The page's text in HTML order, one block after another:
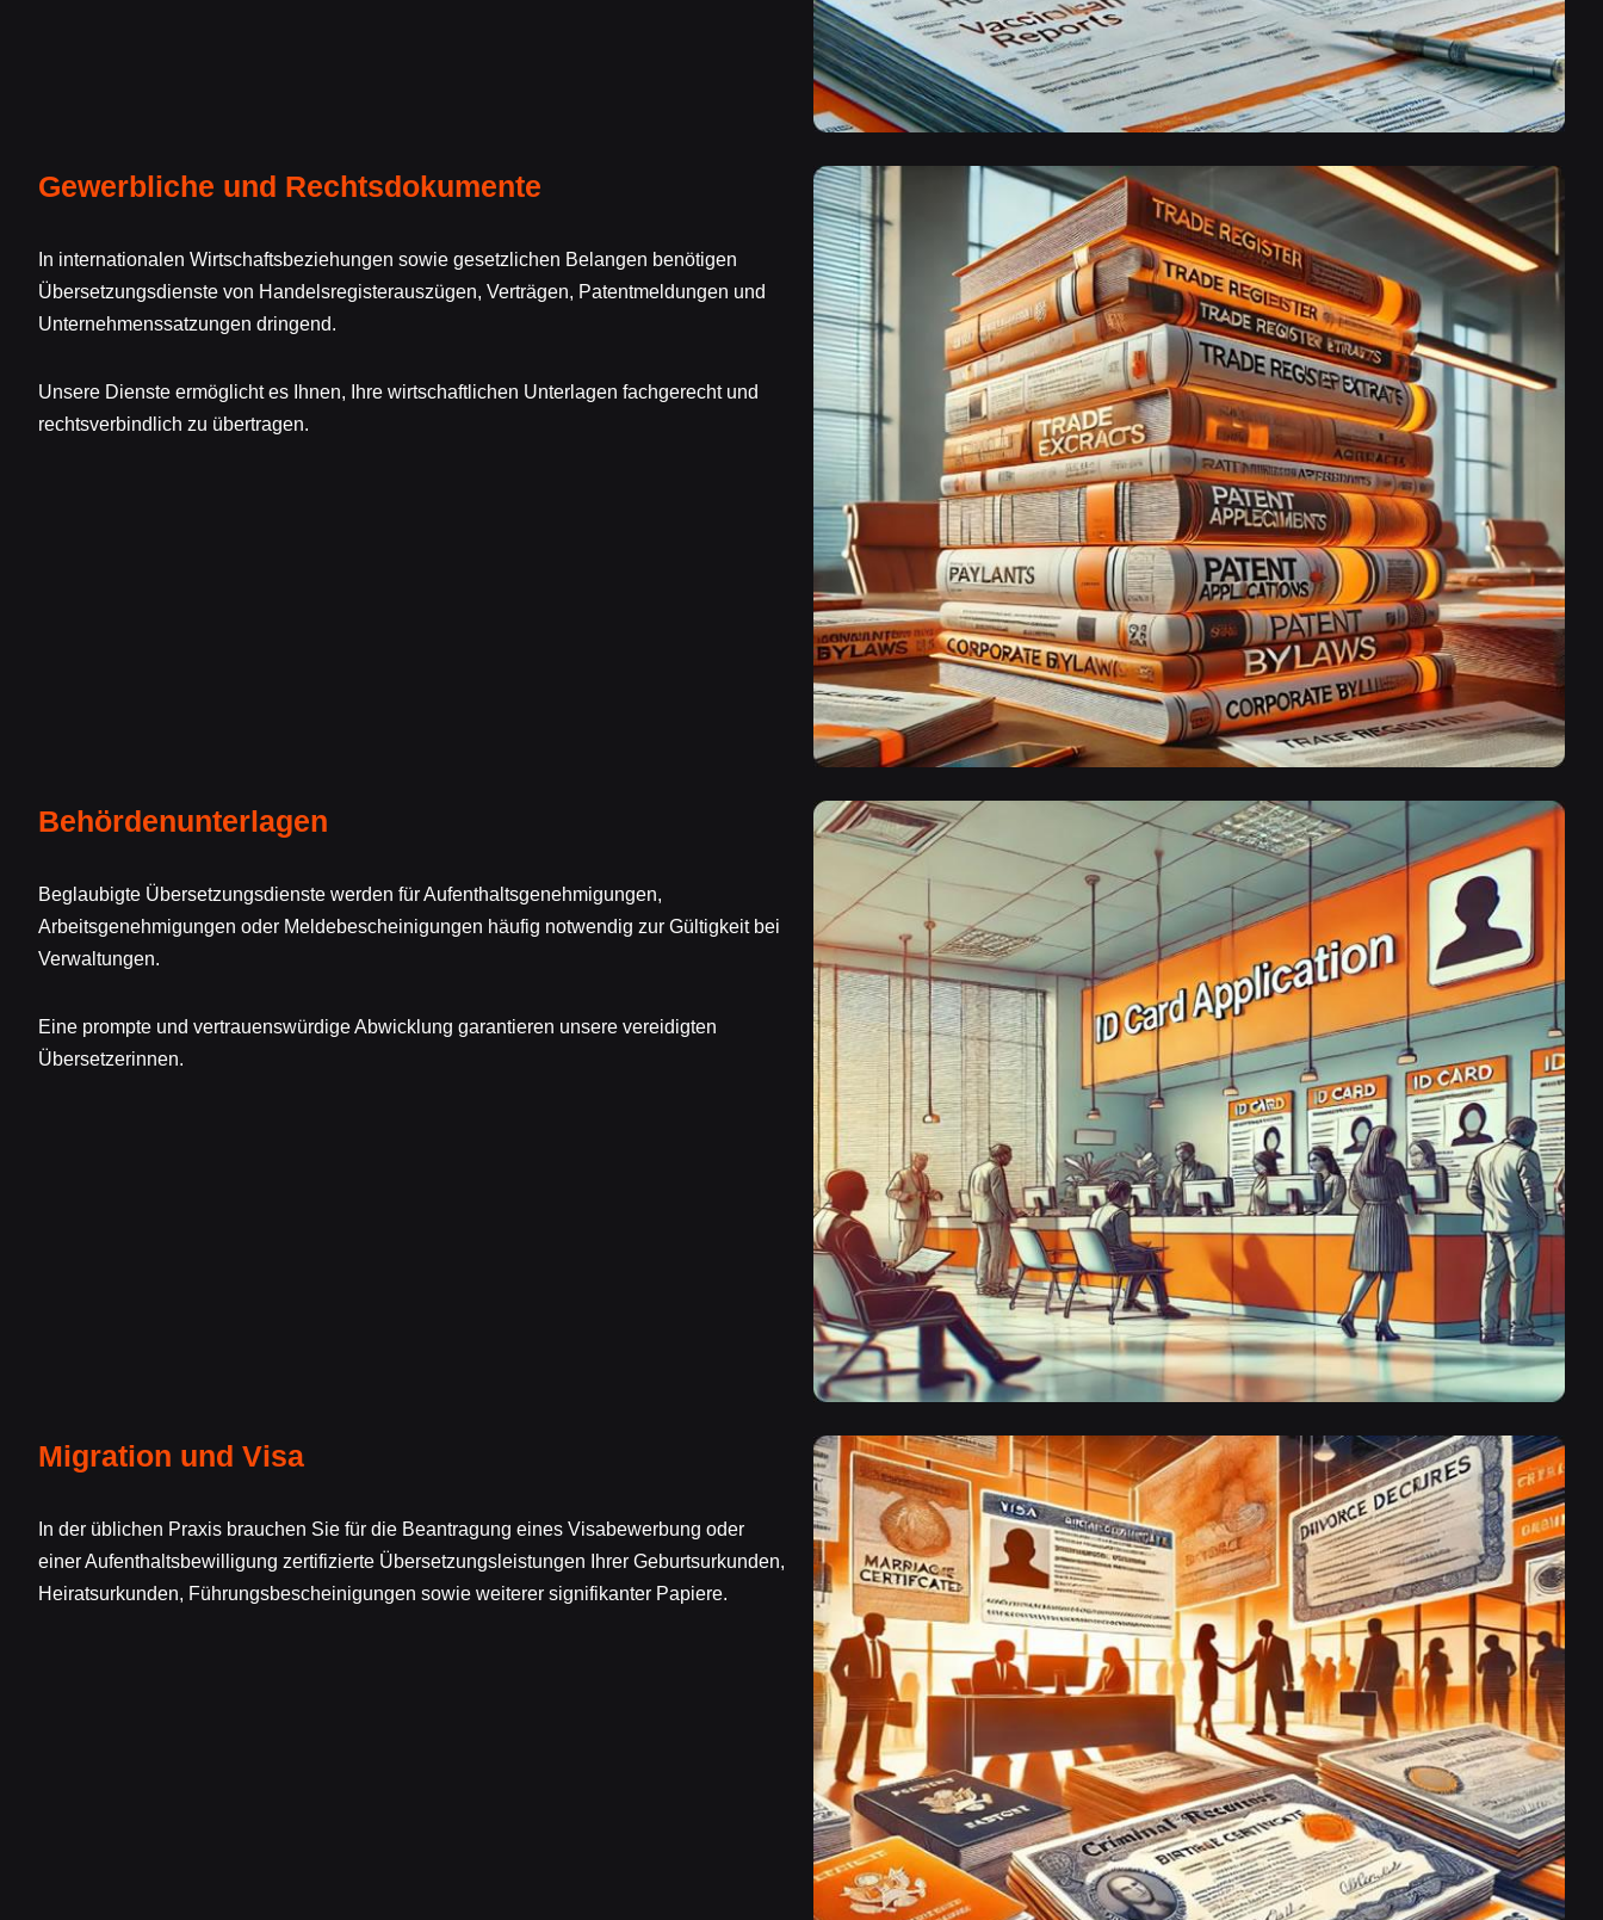
Gewerbliche und Rechtsdokumente
In internationalen Wirtschaftsbeziehungen sowie gesetzlichen Belangen benötigen
Übersetzungsdienste von Handelsregisterauszügen, Verträgen, Patentmeldungen und
Unternehmenssatzungen dringend.
Unsere Dienste ermöglicht es Ihnen, Ihre wirtschaftlichen Unterlagen fachgerecht und
rechtsverbindlich zu übertragen.
Behördenunterlagen
Beglaubigte Übersetzungsdienste werden für Aufenthaltsgenehmigungen,
Arbeitsgenehmigungen oder Meldebescheinigungen häufig notwendig zur Gültigkeit bei
Verwaltungen.
Eine prompte und vertrauenswürdige Abwicklung garantieren unsere vereidigten
Übersetzerinnen.
Migration und Visa
In der üblichen Praxis brauchen Sie für die Beantragung eines Visabewerbung oder
einer Aufenthaltsbewilligung zertifizierte Übersetzungsleistungen Ihrer Geburtsurkunden,
Heiratsurkunden, Führungsbescheinigungen sowie weiterer signifikanter Papiere.